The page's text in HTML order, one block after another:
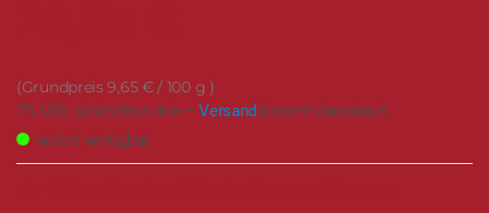
9,65 €/ 100 g
7% USt. sind schon drin –Versand kommt obendrauf.
sofort verfügbar